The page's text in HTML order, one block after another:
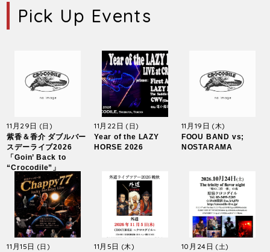
Pick Up Events
11月29日 (日)
紫香＆香介 ダブルバー
スデーライブ2026
「Goin’ Back to
“Crocodile”」
11月22日(日)
Year of the LAZY
HORSE 2026
11月19日 (木)
FOOU BAND vs;
NOSTARAMA
11月15日 (日)
11月5日 (木)
10月24日 (土)